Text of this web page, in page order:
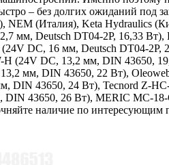
– без долгих ожиданий
NEM (Италия), Keta Hydraulics
мм, Deutsch DT04-2P, 16,33
DC, 16 мм, Deutsch DT04-
(24V DC, 13,2 мм, DIN 43650,
мм, DIN 43650, 22 Вт),
DIN 43650, 24 Вт), Tecnord Z-
43650, 26 Вт), MERIC MC-
наличие по интересующим